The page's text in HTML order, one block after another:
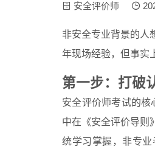
安全评价师
非安全专业背景的人
年现场经验，但事实
第一步：打破
安全评价师考试的核
中在《安全评价导则
统学习掌握，非专